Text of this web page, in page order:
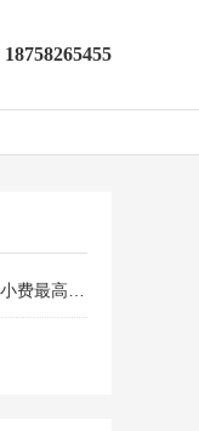
18758265455
高的KTV招聘